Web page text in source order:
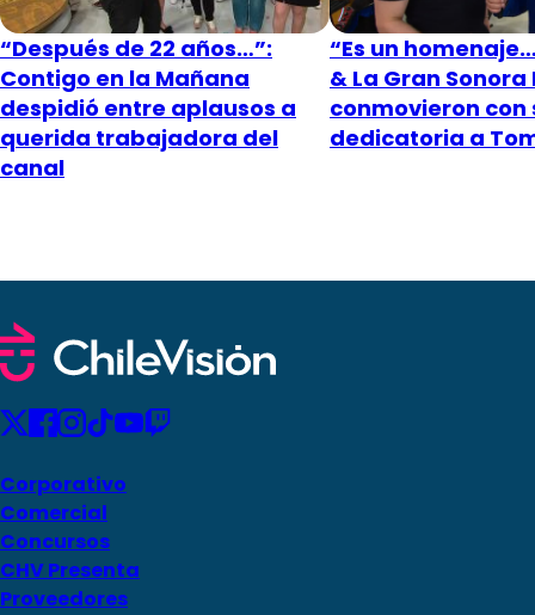
“Después de 22 años…”:
Contigo en la Mañana
despidió entre aplausos a
querida trabajadora del
canal
“Es un
& La Gran Sonora
conmovieron con
dedicatoria a
Corporativo
Comercial
Concursos
CHV Presenta
Proveedores